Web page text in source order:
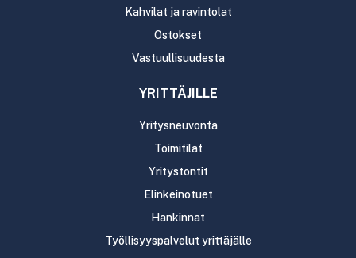
Kahvilat ja ravintolat
Ostokset
Vastuullisuudesta
YRITTÄJILLE
Yritysneuvonta
Toimitilat
Yritystontit
Elinkeinotuet
Hankinnat
Työllisyyspalvelut yrittäjälle